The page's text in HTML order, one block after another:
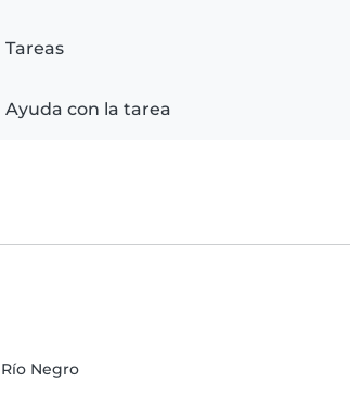
Tareas
Ayuda con la tarea
Negro